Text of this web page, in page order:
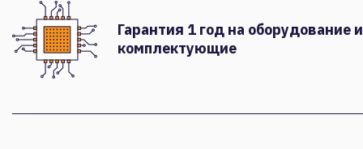
Гарантия 1 год на оборудование и
комплектующие